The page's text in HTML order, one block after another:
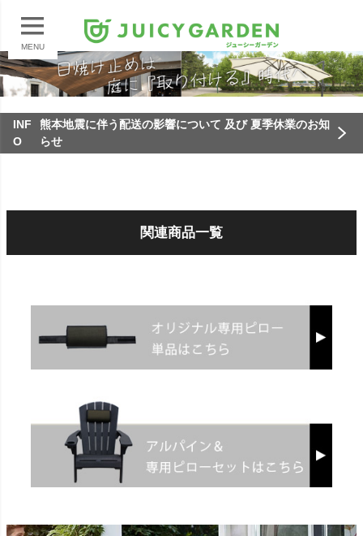
MENU
INF
O
熊本地震に伴う配送の影響について 及び 夏季休業のお知
らせ
関連商品一覧